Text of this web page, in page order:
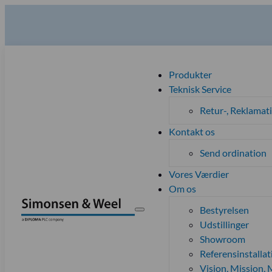
Produkter
Teknisk Service
Retur-,
Kontakt os
Send ordination
Vores Værdier
Om os
Bestyrelsen
Udstillinger
Showroom
Vision, Mission,